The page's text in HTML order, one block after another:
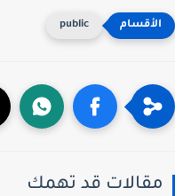
public
قد تهمك